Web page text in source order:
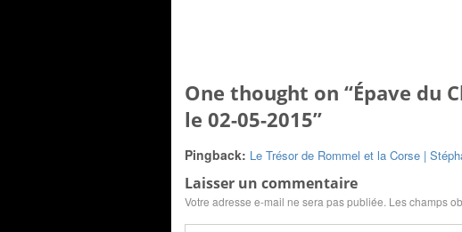
One thought on “Épave du
le 02-05-2015”
Pingback: Le Trésor de Rommel et la Corse |
Laisser un commentaire
Votre adresse e-mail ne sera pas publiée. Les champs